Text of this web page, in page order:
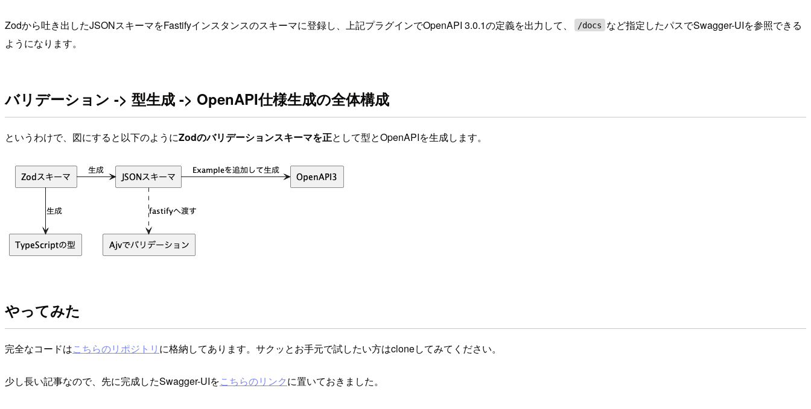
Zodから吐き出したJSONスキーマをFastifyインスタンスのスキーマに登録し、上記プラグインでOpenAPI 3.0.1の定義を出力して、 /docs
など指定したパスでSwagger-UIを参照できる
ようになります。
バリデーション -> 型生成 -> OpenAPI仕様生成の全体構成
というわけで、図にすると以下のようにZodのバリデーションスキーマを正として型とOpenAPIを生成します。
やってみた
完全なコードはこちらのリポジトリ に格納してあります。サクッとお手元で試したい方はcloneしてみてください。
少し長い記事なので、先に完成したSwagger-UIをこちらのリンクに置いておきました。